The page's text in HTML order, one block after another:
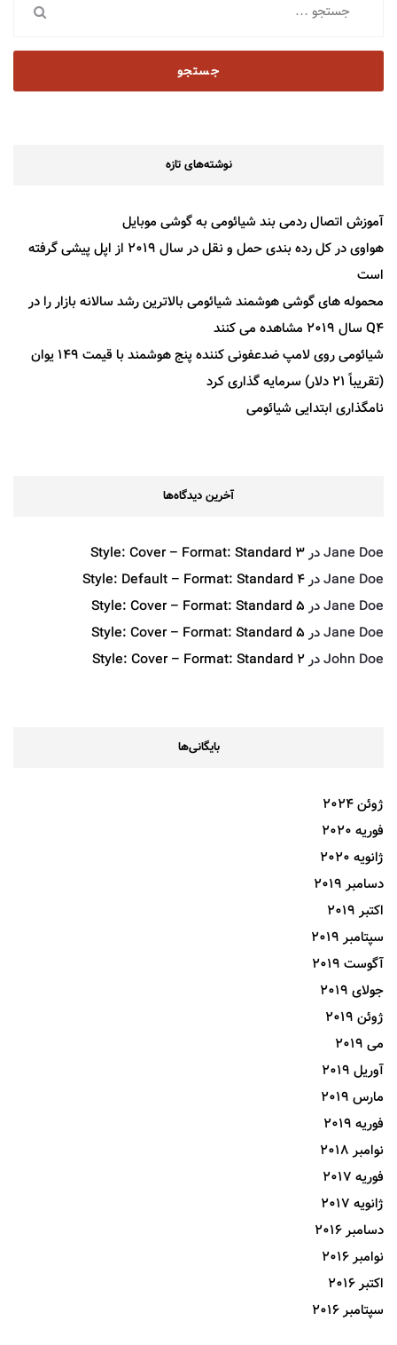
نوشته‌های تازه
آموزش اتصال ردمی بند شیائومی به گوشی موبایل
هواوی در کل رده بندی حمل و نقل در سال 2019 از اپل پیشی گرفته
است
محموله های گوشی هوشمند شیائومی بالاترین رشد سالانه بازار را در
Q4 سال 2019 مشاهده می کنند
شیائومی روی لامپ ضدعفونی کننده پنج هوشمند با قیمت 149 یوان
(تقریباً 21 دلار) سرمایه گذاری کرد
نامگذاری ابتدایی شیائومی
آخرین دیدگاه‌ها
Jane DoeدرStyle: Cover – Format: Standard 3
Jane DoeدرStyle: Default – Format: Standard 4
Jane DoeدرStyle: Cover – Format: Standard 5
Jane DoeدرStyle: Cover – Format: Standard 5
John DoeدرStyle: Cover – Format: Standard 2
بایگانی‌ها
ژوئن 2024
فوریه 2020
ژانویه 2020
دسامبر 2019
اکتبر 2019
سپتامبر 2019
آگوست 2019
جولای 2019
ژوئن 2019
می 2019
آوریل 2019
مارس 2019
فوریه 2019
نوامبر 2018
فوریه 2017
ژانویه 2017
دسامبر 2016
نوامبر 2016
اکتبر 2016
سپتامبر 2016